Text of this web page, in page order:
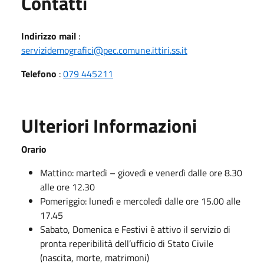
Indirizzo mail :
servizidemografici@pec.comune.ittiri.ss.it
Telefono :079 445211
Ulteriori Informazioni
Orario
Mattino: martedì – giovedì e venerdì dalle ore 8.30
alle ore 12.30
Pomeriggio: lunedì e mercoledì dalle ore 15.00 alle
17.45
Sabato, Domenica e Festivi è attivo il servizio di
pronta reperibilità dell’ufficio di Stato Civile
(nascita, morte, matrimoni)